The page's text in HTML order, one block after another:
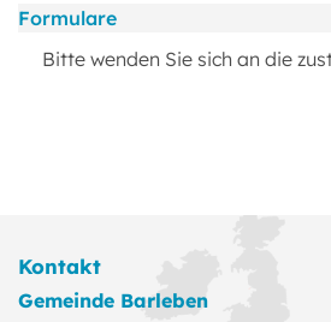
Formulare
Bitte wenden Sie sich an die
Kontakt
Gemeinde Barleben